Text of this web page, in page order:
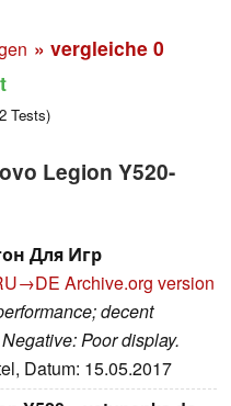
» vergleiche 0
2 Tests)
Legion Y520-
Для Игр
Archive.org version
decent
Poor display.
Datum: 15.05.2017